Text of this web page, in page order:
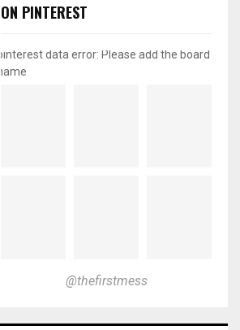
ON PINTEREST
pinterest data error: Please add the board
name
@thefirstmess